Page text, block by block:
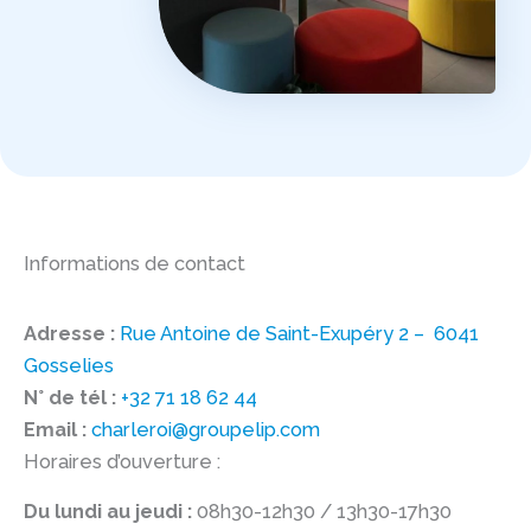
Informations de contact
Adresse : Rue Antoine de Saint-Exupéry 2 – 6041
Gosselies
N° de tél : +32 71 18 62 44
Email : charleroi@groupelip.com
Horaires d’ouverture :
Du lundi au jeudi : 08h30-12h30 / 13h30-17h30